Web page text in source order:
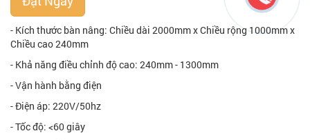
- Kích thước bàn nâng: Chiều dài 2000mm x Chiều rộng 1000mm x
Chiều cao 240mm
- Khả năng điều chỉnh độ cao: 240mm - 1300mm
- Vận hành bằng điện
- Điện áp: 220V/50hz
- Tốc độ: <60 giây